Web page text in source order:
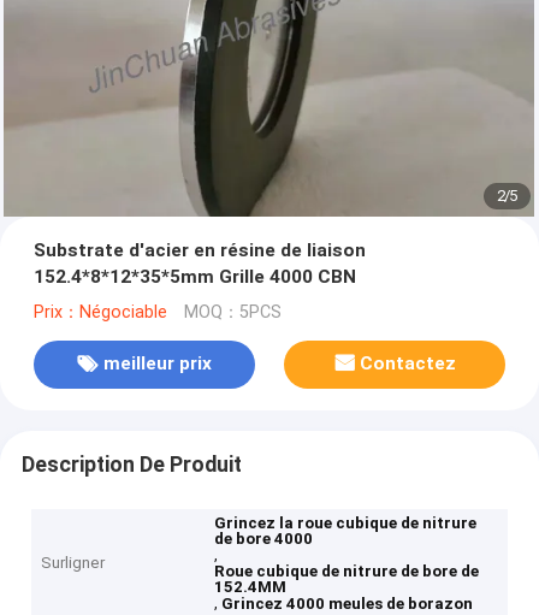
2/5
Substrate d'acier en résine de liaison
152.4*8*12*35*5mm Grille 4000 CBN
Prix：Négociable MOQ：5PCS
meilleur prix Contactez
Description De Produit
Surligner
Grincez la roue cubique de nitrure
de bore 4000
,
Roue cubique de nitrure de bore de
152.4MM
, Grincez 4000 meules de borazon